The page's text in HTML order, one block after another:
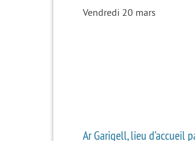
Vendredi 20 mars
Ar Garigell, lieu d’accueil